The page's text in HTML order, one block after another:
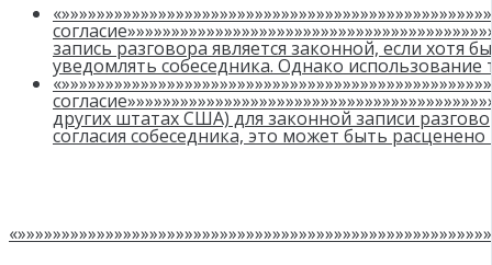
запись разговора является законной, если хотя
уведомлять собеседника. Однако
других штатах США) для законной записи
согласия собеседника, это может быть